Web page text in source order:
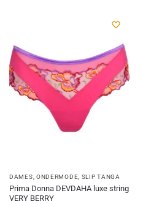
DAMES ONDERMODE SLIP TANGA
Prima Donna DEVDAHA luxe string
VERY BERRY